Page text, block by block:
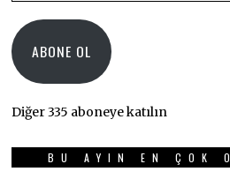
ABONE OL
Diğer 335 aboneye katılın
BU AYIN EN ÇOK